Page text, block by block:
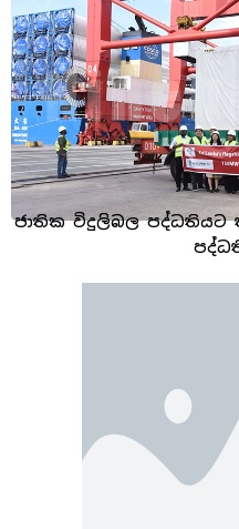
ජාතික විදුලිබල පද්ධතියට